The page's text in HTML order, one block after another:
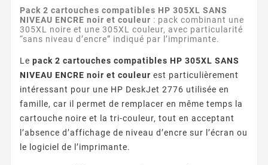
Pack 2 cartouches compatibles HP 305XL SANS
NIVEAU ENCRE noir et couleur : pack combinant une
305XL noire et une 305XL couleur, avec particularité
“sans niveau d’encre” indiqué par l’imprimante.
Le pack 2 cartouches compatibles HP 305XL SANS
NIVEAU ENCRE noir et couleur est particulièrement
intéressant pour une HP DeskJet 2776 utilisée en
famille, car il permet de remplacer en même temps la
cartouche noire et la tri-couleur, tout en acceptant
l’absence d’affichage de niveau d’encre sur l’écran ou
le logiciel de l’imprimante.